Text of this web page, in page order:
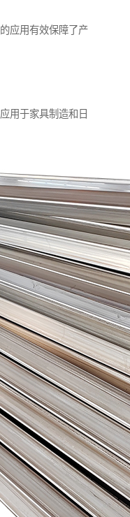
应用有效保障了产
用于家具制造和日